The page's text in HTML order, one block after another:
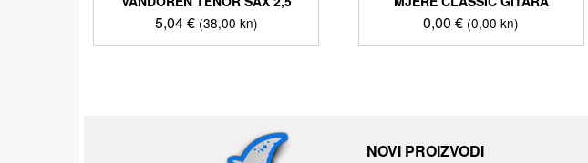
5,04€ (38,00 kn) 0,00€ (0,00 kn)
NOVI PROIZVODI